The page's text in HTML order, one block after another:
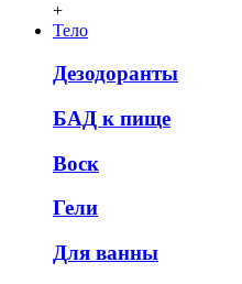
+
Тело
Дезодоранты
БАД к пище
Воск
Гели
Для ванны